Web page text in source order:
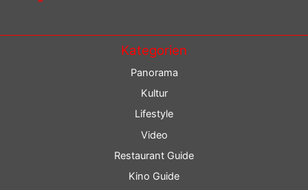
Kategorien
Panorama
Kultur
Lifestyle
Video
Restaurant Guide
Kino Guide